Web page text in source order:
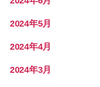
2024年5月
2024年4月
2024年3月